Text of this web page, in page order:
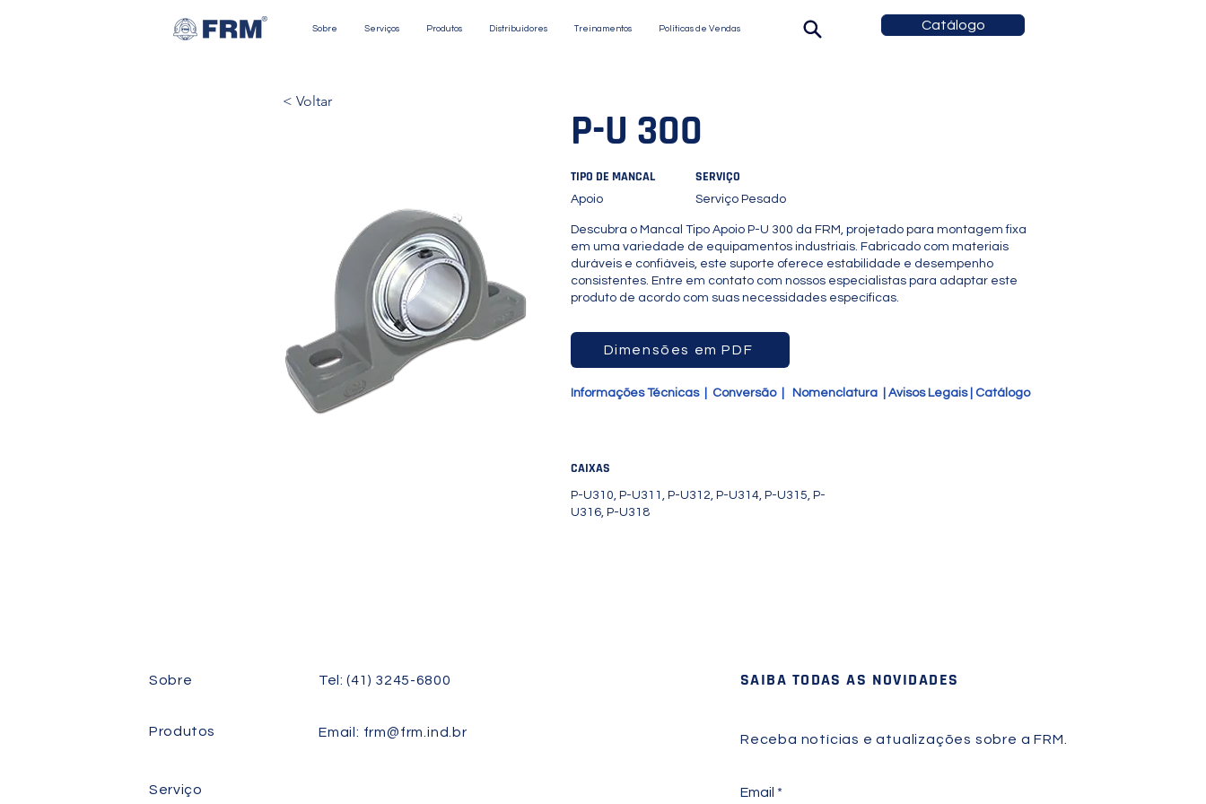
Sobre Serviços Produtos Distribuidores Treinamentos Políticas de Vendas Catálogo
< Voltar
P-U 300
TIPO DE MANCAL
Apoio
SERVIÇO
Serviço Pesado
Descubra o Mancal Tipo Apoio P-U 300 da FRM, projetado para montagem fixa
em uma variedade de equipamentos industriais. Fabricado com materiais
duráveis e confiáveis, este suporte oferece estabilidade e desempenho
consistentes. Entre em contato com nossos especialistas para adaptar este
produto de acordo com suas necessidades específicas.
Dimensões em PDF
Informações Técnicas Conversão Nomenclatura Avisos Legais| Catálogo
CAIXAS
P-U310, P-U311, P-U312, P-U314, P-U315, P-
U316, P-U318
Sobre Tel: (41) 3245-6800
Produtos Email: frm@frm.ind.br
Serviço
SAIBA TODAS AS NOVIDADES
Receba notícias e atualizações sobre a FRM.
Email